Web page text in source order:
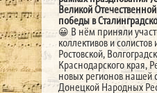
Великой
победы в
😀 В нём приняли
коллективов и солистов
Ростовской,
Краснодарского края,
новых регионов нашей
Донецкой Народных